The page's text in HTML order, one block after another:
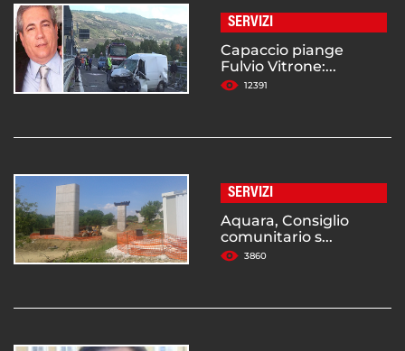
SERVIZI
Capaccio piange
Fulvio Vitrone:...
12391
SERVIZI
Aquara, Consiglio
comunitario s...
3860